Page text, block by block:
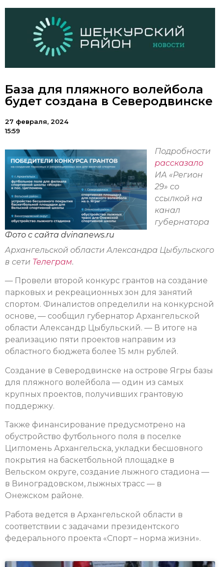
База для пляжного волейбола
будет создана в Северодвинске
27 февраля, 2024
15:59
Фото с сайта dvinanews.ru
Подробности
рассказало
ИА «Регион
29» со
ссылкой на
канал
губернатора
Архангельской области Александра Цыбульского
в сети Телеграм.
— Провели второй конкурс грантов на создание
парковых и рекреационных зон для занятий
спортом. Финалистов определили на конкурсной
основе, — сообщил губернатор Архангельской
области Александр Цыбульский. — В итоге на
реализацию пяти проектов направим из
областного бюджета более 15 млн рублей.
Создание в Северодвинске на острове Ягры базы
для пляжного волейбола — один из самых
крупных проектов, получивших грантовую
поддержку.
Также финансирование предусмотрено на
обустройство футбольного поля в поселке
Цигломень Архангельска, укладки бесшовного
покрытия на баскетбольной площадке в
Вельском округе, создание лыжного стадиона —
в Виноградовском, лыжных трасс — в
Онежском районе.
Работа ведется в Архангельской области в
соответствии с задачами президентского
федерального проекта «Спорт – норма жизни».